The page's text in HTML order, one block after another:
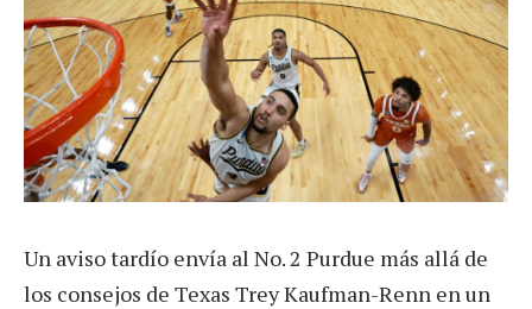
Un aviso tardío envía al No. 2 Purdue más allá de
los consejos de Texas Trey Kaufman-Renn en un